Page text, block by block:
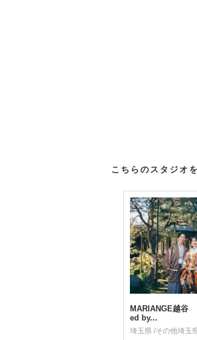
こちらのスタジオ
MARIANGE越
ed by...
埼玉県 /その他埼玉